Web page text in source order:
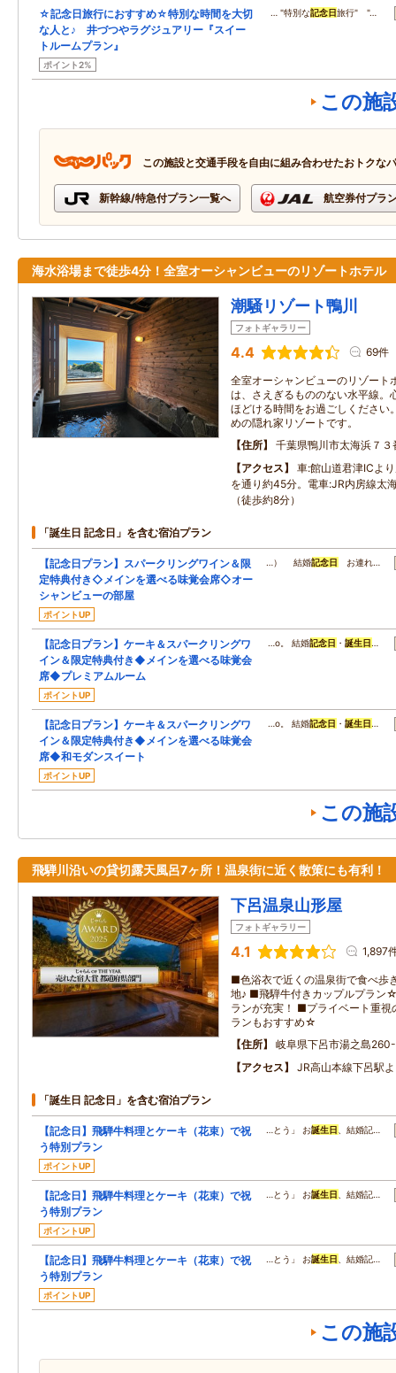
☆記念日旅行におすすめ☆特別な時間を大切
な人と♪ 井づつやラグジュアリー『スイー
トルームプラン』
ポイント2%
… "特別な記念日旅行" "…
この施
この施設と交通手段を自由に組み合わせたおトクな
新幹線/特急付プラン一覧へ 航空券付プラ
海水浴場まで徒歩4分！全室オーシャンビューのリゾートホテル
潮騒リゾート鴨川
フォトギャラリー
4.4 69件
全室オーシャンビューのリゾート
は、さえぎるもののない水平線。
ほどける時間をお過ごしください
めの隠れ家リゾートです。
住所
千葉県鴨川市太海浜７３
アクセス
車:館山道君津ICよ
を通り約45分。電車:JR内房線太
（徒歩約8分）
「誕生日 記念日」を含む宿泊プラン
【記念日プラン】スパークリングワイン＆限
定特典付き◇メインを選べる味覚会席◇オー
シャンビューの部屋
ポイントUP
…） 結婚記念日 お連れ…
【記念日プラン】ケーキ＆スパークリングワ
イン＆限定特典付き◆メインを選べる味覚会
席◆プレミアムルーム
ポイントUP
…o。 結婚記念日 ・誕生日 …
【記念日プラン】ケーキ＆スパークリングワ
イン＆限定特典付き◆メインを選べる味覚会
席◆和モダンスイート
ポイントUP
…o。 結婚記念日 ・誕生日 …
この施
飛騨川沿いの貸切露天風呂7ヶ所！温泉街に近く散策にも有利！
下呂温泉山形屋
フォトギャラリー
4.1 1,897
■色浴衣で近くの温泉街で食べ歩
地♪ ■飛騨牛付きカップルプラン
ランが充実！ ■プライベート重視
ランもおすすめ☆
住所
岐阜県下呂市湯之島
アクセス
JR高山本線下呂駅
「誕生日 記念日」を含む宿泊プラン
【記念日】飛騨牛料理とケーキ（花束）で祝
う特別プラン
ポイントUP
…とう」 お誕生日 、結婚記…
【記念日】飛騨牛料理とケーキ（花束）で祝
う特別プラン
ポイントUP
…とう」 お誕生日 、結婚記…
【記念日】飛騨牛料理とケーキ（花束）で祝
う特別プラン
ポイントUP
…とう」 お誕生日 、結婚記…
この施